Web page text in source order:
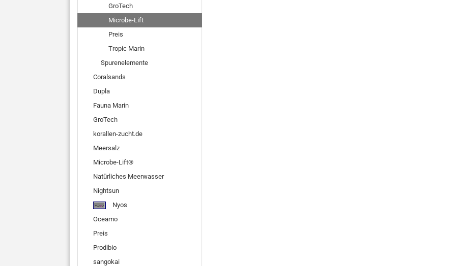
GroTech
Microbe-Lift
Preis
Tropic Marin
Spurenelemente
Coralsands
Dupla
Fauna Marin
GroTech
korallen-zucht.de
Meersalz
Microbe-Lift®
Natürliches Meerwasser
Nightsun
Nyos
Oceamo
Preis
Prodibio
sangokai